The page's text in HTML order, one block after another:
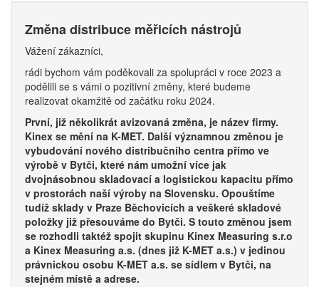
Změna distribuce měřicích nástrojů
Vážení zákazníci,
rádi bychom vám poděkovali za spolupráci v roce 2023 a
podělili se s vámi o pozitivní změny, které budeme
realizovat okamžitě od začátku roku 2024.
První, již několikrát avizovaná změna, je název firmy.
Kinex se mění na K-MET. Další významnou změnou je
vybudování nového distribučního centra přímo ve
výrobě v Bytči, které nám umožní více jak
dvojnásobnou skladovací a logistickou kapacitu přímo
v prostorách naší výroby na Slovensku. Opouštíme
tudíž sklady v Praze Běchovicích a veškeré skladové
položky již přesouváme do Bytči. S touto změnou jsem
se rozhodli taktéž spojit skupinu Kinex Measuring s.r.o
a Kinex Measuring a.s. (dnes již K-MET a.s.) v jedinou
právnickou osobu K-MET a.s. se sídlem v Bytči, na
stejném místě a adrese.